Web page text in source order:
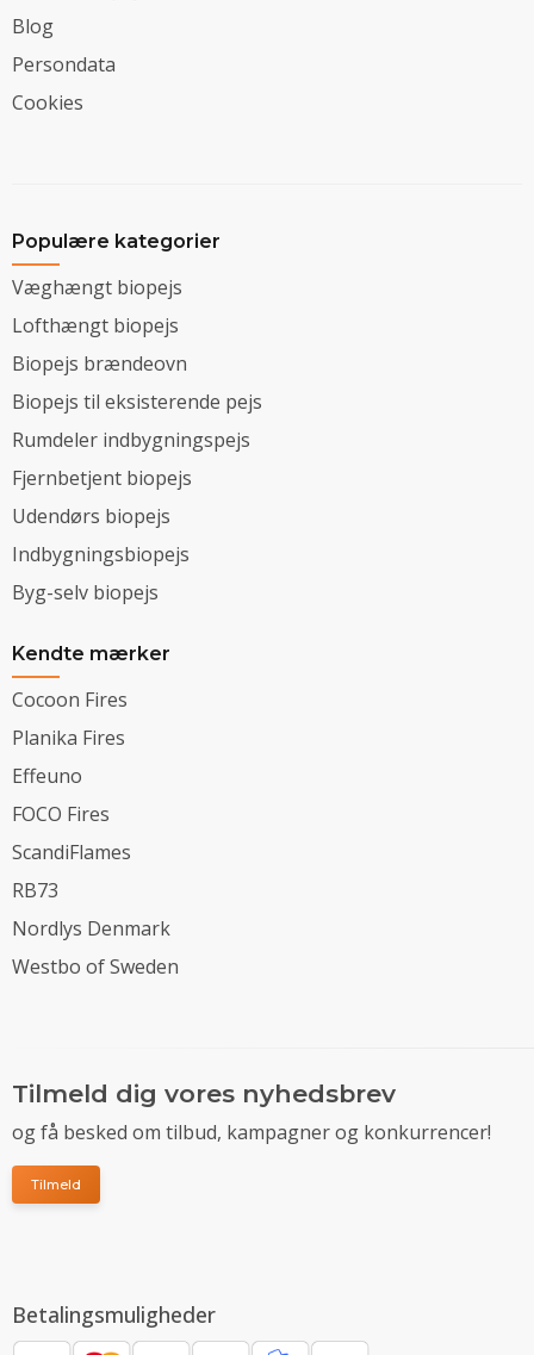
Blog
Persondata
Cookies
Populære kategorier
Væghængt biopejs
Lofthængt biopejs
Biopejs brændeovn
Biopejs til eksisterende pejs
Rumdeler indbygningspejs
Fjernbetjent biopejs
Udendørs biopejs
Indbygningsbiopejs
Byg-selv biopejs
Kendte mærker
Cocoon Fires
Planika Fires
Effeuno
FOCO Fires
ScandiFlames
RB73
Nordlys Denmark
Westbo of Sweden
Tilmeld dig vores nyhedsbrev
og få besked om tilbud, kampagner og konkurrencer!
Tilmeld
Betalingsmuligheder